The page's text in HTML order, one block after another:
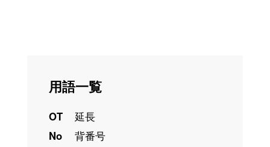
用語一覧
OT
延長
No
背番号